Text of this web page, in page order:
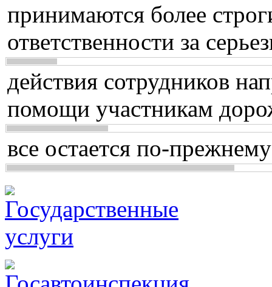
принимаются более
ответственности за
действия сотрудников
помощи участникам
все остается по-